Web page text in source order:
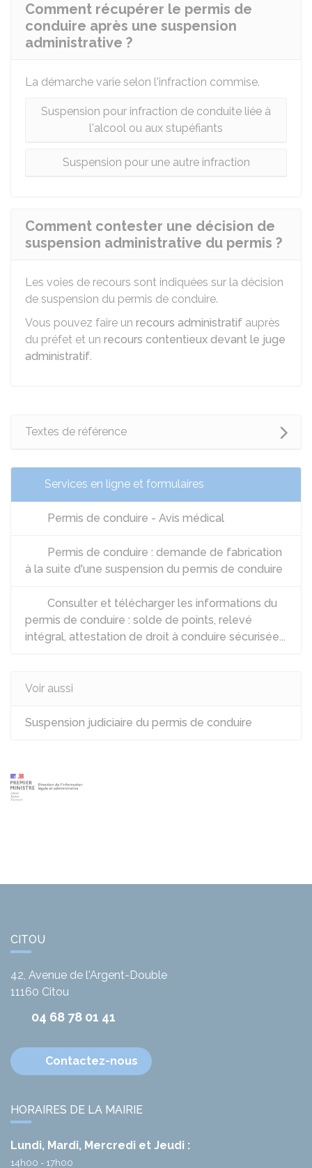
Comment récupérer le permis de
conduire après une suspension
administrative ?
La démarche varie selon l'infraction commise.
Suspension pour infraction de conduite liée à
l'alcool ou aux stupéfiants
Suspension pour une autre infraction
Comment contester une décision de
suspension administrative du permis ?
Les voies de recours sont indiquées sur la décision
de suspension du permis de conduire.
Vous pouvez faire un recours administratif auprès
du préfet et un recours contentieux devant le juge
administratif.
Textes de référence
Services en ligne et formulaires
Permis de conduire - Avis médical
Permis de conduire : demande de fabrication
à la suite d'une suspension du permis de conduire
Consulter et télécharger les informations du
permis de conduire : solde de points, relevé
intégral, attestation de droit à conduire sécurisée...
Voir aussi
Suspension judiciaire du permis de conduire
CITOU
42, Avenue de l'Argent-Double
11160 Citou
04 68 78 01 41
Contactez-nous
HORAIRES DE LA MAIRIE
Lundi, Mardi, Mercredi et Jeudi :
14h00 - 17h00